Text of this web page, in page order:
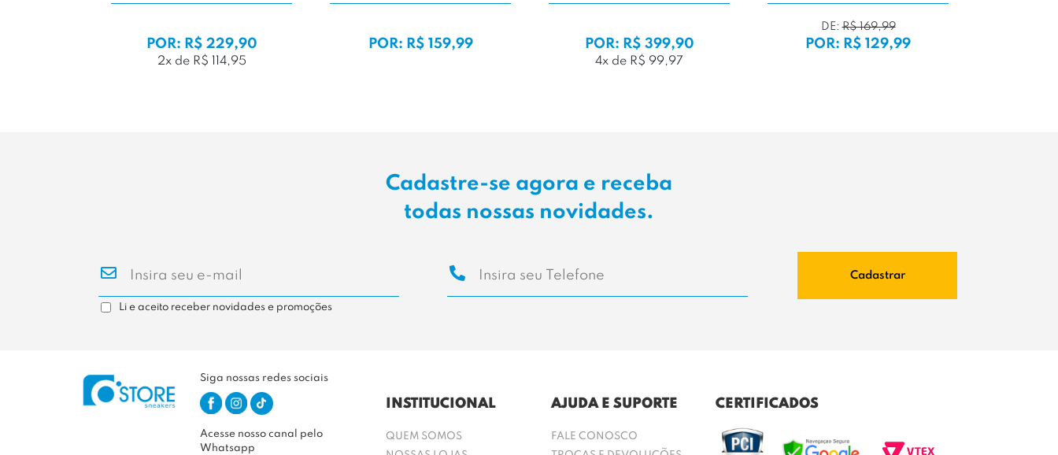
POR: R$ 229,90
2x de R$ 114,95
POR: R$ 159,99 POR: R$ 399,90
4x de R$ 99,97
DE:R$ 169,99
POR: R$ 129,99
Cadastre-se agora e receba
todas nossas novidades.
Cadastrar
Li e aceito receber novidades e promoções
Siga nossas redes sociais
Acesse nosso canal pelo
Whatsapp
INSTITUCIONAL
QUEM SOMOS
AJUDA E SUPORTE
FALE CONOSCO
CERTIFICADOS